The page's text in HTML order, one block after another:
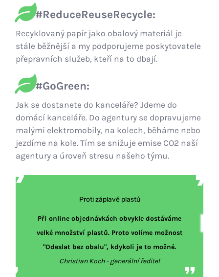
#ReduceReuseRecycle:
Recyklovaný papír jako obalový materiál je
stále běžnější a my podporujeme poskytovatele
přepravních služeb, kteří na to dbají.
#GoGreen:
Jak se dostanete do kanceláře? Jdeme do
domácí kanceláře. Do agentury se dopravujeme
malými elektromobily, na kolech, běháme nebo
jezdíme na kole. Tím se snižuje emise CO2 naší
agentury a úroveň stresu našeho týmu.
Proti záplavě plastů
Při online objednávkách obvykle dostáváme
velké množství plastů. Proto volíme možnost
"Odeslat bez obalu", kdykoli je to možné.
Christian Koch - generální ředitel